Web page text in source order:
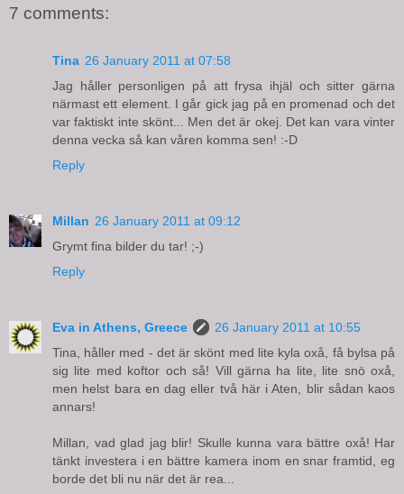
7 comments:
Tina 26 January 2011 at 07:58
Jag håller personligen på att frysa ihjäl och sitter gärna
närmast ett element. I går gick jag på en promenad och det
var faktiskt inte skönt... Men det är okej. Det kan vara vinter
denna vecka så kan våren komma sen! :-D
Reply
Millan 26 January 2011 at 09:12
Grymt fina bilder du tar! ;-)
Reply
Eva in Athens, Greece
26 January 2011 at 10:55
Tina, håller med - det är skönt med lite kyla oxå, få bylsa på
sig lite med koftor och så! Vill gärna ha lite, lite snö oxå,
men helst bara en dag eller två här i Aten, blir sådan kaos
annars!
Millan, vad glad jag blir! Skulle kunna vara bättre oxå! Har
tänkt investera i en bättre kamera inom en snar framtid, eg
borde det bli nu när det är rea...